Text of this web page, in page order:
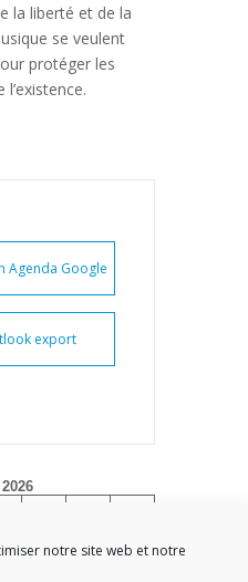
notre site web et notre
la liberté et de la
se veulent
protéger les
Agenda Google
export
1
2